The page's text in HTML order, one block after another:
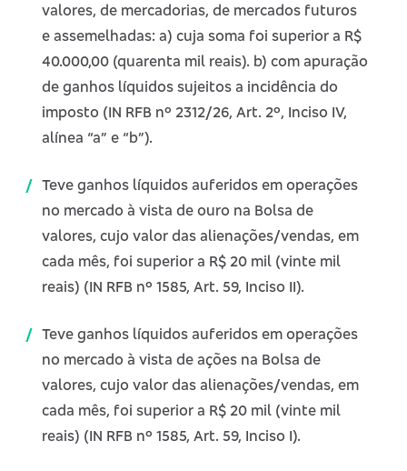
valores, de mercadorias, de mercados futuros
e assemelhadas: a) cuja soma foi superior a R$
40.000,00 (quarenta mil reais). b) com apuração
de ganhos líquidos sujeitos a incidência do
imposto (IN RFB nº 2312/26, Art. 2º, Inciso IV,
alínea “a” e “b”).
Teve ganhos líquidos auferidos em operações
no mercado à vista de ouro na Bolsa de
valores, cujo valor das alienações/vendas, em
cada mês, foi superior a R$ 20 mil (vinte mil
reais) (IN RFB nº 1585, Art. 59, Inciso II).
Teve ganhos líquidos auferidos em operações
no mercado à vista de ações na Bolsa de
valores, cujo valor das alienações/vendas, em
cada mês, foi superior a R$ 20 mil (vinte mil
reais) (IN RFB nº 1585, Art. 59, Inciso I).